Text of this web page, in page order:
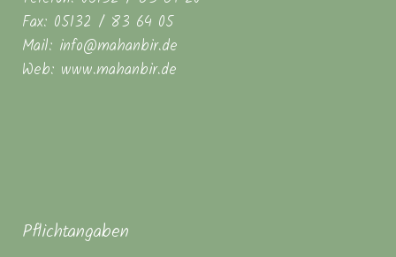
Fax: 05132 / 83 64 05
Mail: info@mahanbir.de
Web: www.mahanbir.de
Pflichtangaben